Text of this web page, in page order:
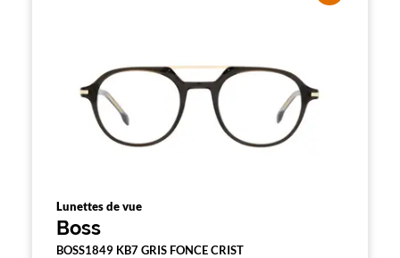
Lunettes de vue
Boss
BOSS1849 KB7 GRIS FONCE CRIST